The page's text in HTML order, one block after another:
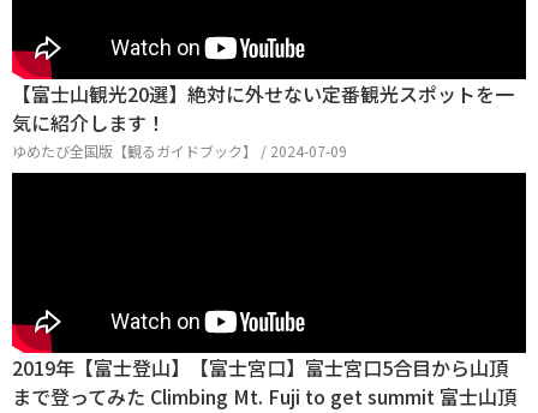
【富士山観光20選】絶対に外せない定番観光スポットを一
気に紹介します！
ゆめたび全国版【観るガイドブック】 / 2024-07-09
2019年【富士登山】【富士宮口】富士宮口5合目から山頂
まで登ってみた Climbing Mt. Fuji to get summit 富士山頂